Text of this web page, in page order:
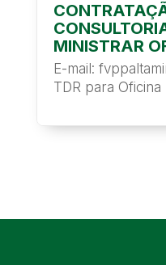
MINISTRAR
PECUÁRIA
ATRAVÉS DO
(TERMO DE
E-mail:
TDR para